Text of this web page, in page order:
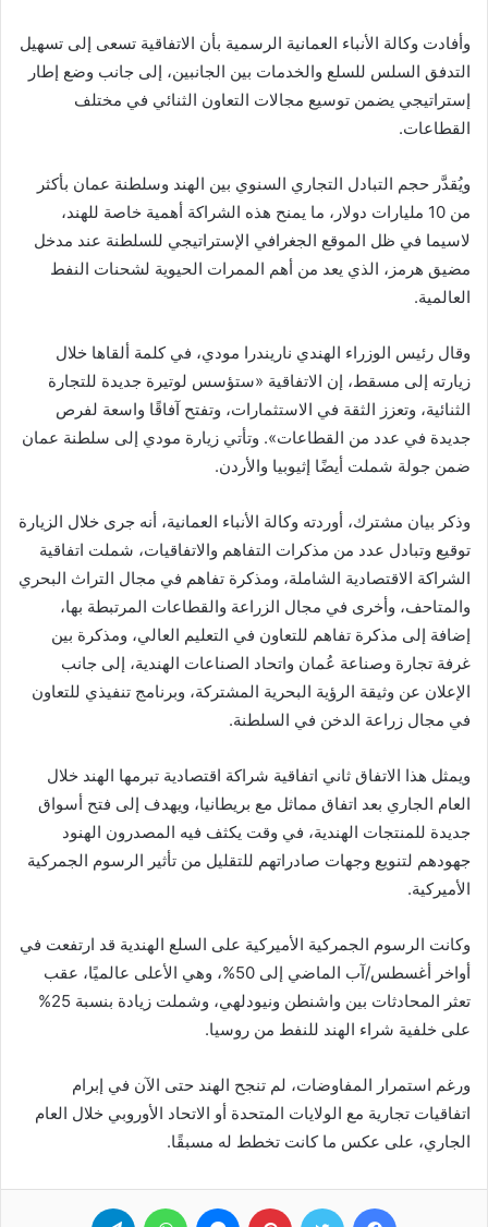
وأفادت وكالة الأنباء العمانية الرسمية بأن الاتفاقية تسعى إلى تسهيل
التدفق السلس للسلع والخدمات بين الجانبين، إلى جانب وضع إطار
إستراتيجي يضمن توسيع مجالات التعاون الثنائي في مختلف
القطاعات.
ويُقدَّر حجم التبادل التجاري السنوي بين الهند وسلطنة عمان بأكثر
من 10 مليارات دولار، ما يمنح هذه الشراكة أهمية خاصة للهند،
لاسيما في ظل الموقع الجغرافي الإستراتيجي للسلطنة عند مدخل
مضيق هرمز، الذي يعد من أهم الممرات الحيوية لشحنات النفط
العالمية.
وقال رئيس الوزراء الهندي ناريندرا مودي، في كلمة ألقاها خلال
زيارته إلى مسقط، إن الاتفاقية «ستؤسس لوتيرة جديدة للتجارة
الثنائية، وتعزز الثقة في الاستثمارات، وتفتح آفاقًا واسعة لفرص
جديدة في عدد من القطاعات». وتأتي زيارة مودي إلى سلطنة عمان
ضمن جولة شملت أيضًا إثيوبيا والأردن.
وذكر بيان مشترك، أوردته وكالة الأنباء العمانية، أنه جرى خلال الزيارة
توقيع وتبادل عدد من مذكرات التفاهم والاتفاقيات، شملت اتفاقية
الشراكة الاقتصادية الشاملة، ومذكرة تفاهم في مجال التراث البحري
والمتاحف، وأخرى في مجال الزراعة والقطاعات المرتبطة بها،
إضافة إلى مذكرة تفاهم للتعاون في التعليم العالي، ومذكرة بين
غرفة تجارة وصناعة عُمان واتحاد الصناعات الهندية، إلى جانب
الإعلان عن وثيقة الرؤية البحرية المشتركة، وبرنامج تنفيذي للتعاون
في مجال زراعة الدخن في السلطنة.
ويمثل هذا الاتفاق ثاني اتفاقية شراكة اقتصادية تبرمها الهند خلال
العام الجاري بعد اتفاق مماثل مع بريطانيا، ويهدف إلى فتح أسواق
جديدة للمنتجات الهندية، في وقت يكثف فيه المصدرون الهنود
جهودهم لتنويع وجهات صادراتهم للتقليل من تأثير الرسوم الجمركية
الأميركية.
وكانت الرسوم الجمركية الأميركية على السلع الهندية قد ارتفعت في
أواخر أغسطس/آب الماضي إلى 50%، وهي الأعلى عالميًا، عقب
تعثر المحادثات بين واشنطن ونيودلهي، وشملت زيادة بنسبة 25%
على خلفية شراء الهند للنفط من روسيا.
ورغم استمرار المفاوضات، لم تنجح الهند حتى الآن في إبرام
اتفاقيات تجارية مع الولايات المتحدة أو الاتحاد الأوروبي خلال العام
الجاري، على عكس ما كانت تخطط له مسبقًا.
فيسبوك تويتر بينتيريست ماسنجر واتساب